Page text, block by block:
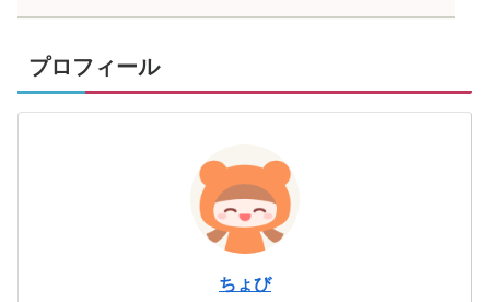
プロフィール
ちょび